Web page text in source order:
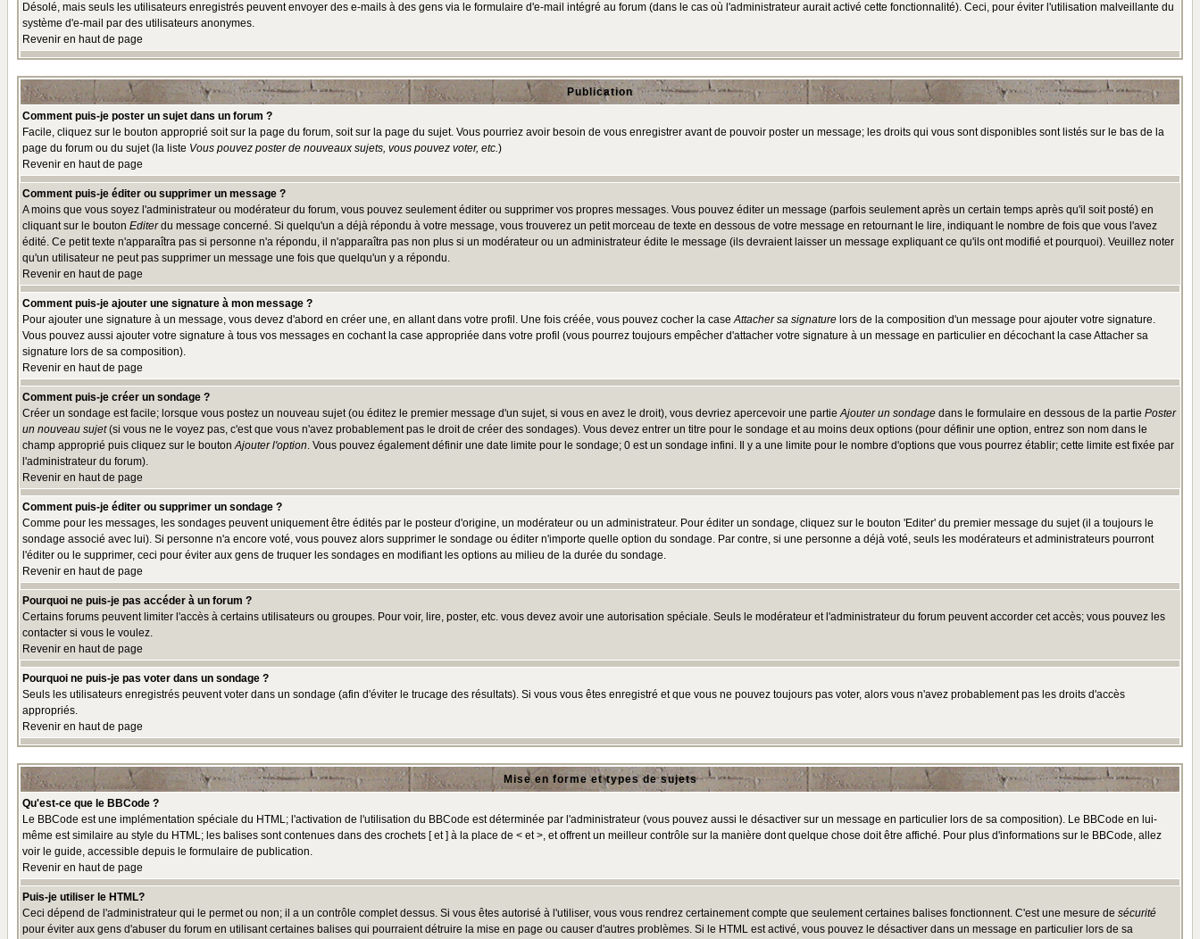
Désolé, mais seuls les utilisateurs enregistrés peuvent envoyer des e-mails à des gens via le formulaire d'e-mail intégré au forum (dans le cas où l'administrateur aurait activé cette fonctionnalité). Ceci, pour éviter l'utilisation malveillante du
système d'e-mail par des utilisateurs anonymes.
Revenir en haut de page
Publication
Comment puis-je poster un sujet dans un forum ?
Facile, cliquez sur le bouton approprié soit sur la page du forum, soit sur la page du sujet. Vous pourriez avoir besoin de vous enregistrer avant de pouvoir poster un message; les droits qui vous sont disponibles sont listés sur le bas de la
page du forum ou du sujet (la liste Vous pouvez poster de nouveaux sujets, vous pouvez voter, etc.)
Revenir en haut de page
Comment puis-je éditer ou supprimer un message ?
A moins que vous soyez l'administrateur ou modérateur du forum, vous pouvez seulement éditer ou supprimer vos propres messages. Vous pouvez éditer un message (parfois seulement après un certain temps après qu'il soit posté) en
cliquant sur le bouton Editerdu message concerné. Si quelqu'un a déjà répondu à votre message, vous trouverez un petit morceau de texte en dessous de votre message en retournant le lire, indiquant le nombre de fois que vous l'avez
édité. Ce petit texte n'apparaîtra pas si personne n'a répondu, il n'apparaîtra pas non plus si un modérateur ou un administrateur édite le message (ils devraient laisser un message expliquant ce qu'ils ont modifié et pourquoi). Veuillez noter
qu'un utilisateur ne peut pas supprimer un message une fois que quelqu'un y a répondu.
Revenir en haut de page
Comment puis-je ajouter une signature à mon message ?
Pour ajouter une signature à un message, vous devez d'abord en créer une, en allant dans votre profil. Une fois créée, vous pouvez cocher la caseAttacher sa signature lors de la composition d'un message pour ajouter votre signature.
Vous pouvez aussi ajouter votre signature à tous vos messages en cochant la case appropriée dans votre profil (vous pourrez toujours empêcher d'attacher votre signature à un message en particulier en décochant la case Attacher sa
signature lors de sa composition).
Revenir en haut de page
Comment puis-je créer un sondage ?
Créer un sondage est facile; lorsque vous postez un nouveau sujet (ou éditez le premier message d'un sujet, si vous en avez le droit), vous devriez apercevoir une partieAjouter un sondage dans le formulaire en dessous de la partie Poster
un nouveau sujet(si vous ne le voyez pas, c'est que vous n'avez probablement pas le droit de créer des sondages). Vous devez entrer un titre pour le sondage et au moins deux options (pour définir une option, entrez son nom dans le
champ approprié puis cliquez sur le boutonAjouter l'option. Vous pouvez également définir une date limite pour le sondage; 0 est un sondage infini. Il y a une limite pour le nombre d'options que vous pourrez établir; cette limite est fixée par
l'administrateur du forum).
Revenir en haut de page
Comment puis-je éditer ou supprimer un sondage ?
Comme pour les messages, les sondages peuvent uniquement être édités par le posteur d'origine, un modérateur ou un administrateur. Pour éditer un sondage, cliquez sur le bouton 'Editer' du premier message du sujet (il a toujours le
sondage associé avec lui). Si personne n'a encore voté, vous pouvez alors supprimer le sondage ou éditer n'importe quelle option du sondage. Par contre, si une personne a déjà voté, seuls les modérateurs et administrateurs pourront
l'éditer ou le supprimer, ceci pour éviter aux gens de truquer les sondages en modifiant les options au milieu de la durée du sondage.
Revenir en haut de page
Pourquoi ne puis-je pas accéder à un forum ?
Certains forums peuvent limiter l'accès à certains utilisateurs ou groupes. Pour voir, lire, poster, etc. vous devez avoir une autorisation spéciale. Seuls le modérateur et l'administrateur du forum peuvent accorder cet accès; vous pouvez les
contacter si vous le voulez.
Revenir en haut de page
Pourquoi ne puis-je pas voter dans un sondage ?
Seuls les utilisateurs enregistrés peuvent voter dans un sondage (afin d'éviter le trucage des résultats). Si vous vous êtes enregistré et que vous ne pouvez toujours pas voter, alors vous n'avez probablement pas les droits d'accès
appropriés.
Revenir en haut de page
Mise en forme et types de sujets
Qu'est-ce que le BBCode ?
Le BBCode est une implémentation spéciale du HTML; l'activation de l'utilisation du BBCode est déterminée par l'administrateur (vous pouvez aussi le désactiver sur un message en particulier lors de sa composition). Le BBCode en lui-
même est similaire au style du HTML; les balises sont contenues dans des crochets [ et ] à la place de < et >, et offrent un meilleur contrôle sur la manière dont quelque chose doit être affiché. Pour plus d'informations sur le BBCode, allez
voir le guide, accessible depuis le formulaire de publication.
Revenir en haut de page
Puis-je utiliser le HTML?
Ceci dépend de l'administrateur qui le permet ou non; il a un contrôle complet dessus. Si vous êtes autorisé à l'utiliser, vous vous rendrez certainement compte que seulement certaines balises fonctionnent. C'est une mesure de sécurité
pour éviter aux gens d'abuser du forum en utilisant certaines balises qui pourraient détruire la mise en page ou causer d'autres problèmes. Si le HTML est activé, vous pouvez le désactiver dans un message en particulier lors de sa